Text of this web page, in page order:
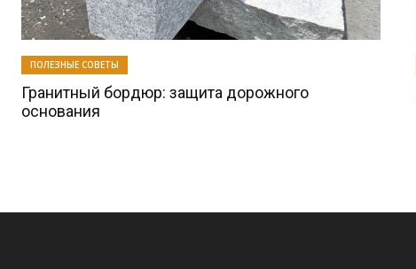
ПОЛЕЗНЫЕ СОВЕТЫ
Гранитный бордюр: защита дорожного
основания